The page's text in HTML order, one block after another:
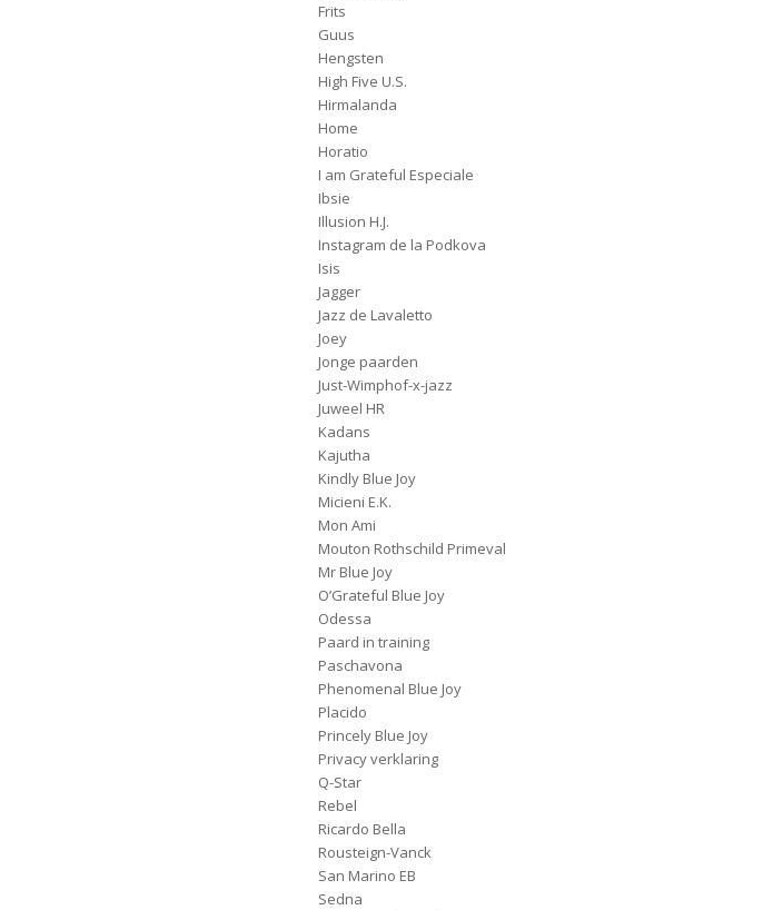
Frits
Guus
Hengsten
High Five U.S.
Hirmalanda
Home
Horatio
I am Grateful Especiale
Ibsie
Illusion H.J.
Instagram de la Podkova
Isis
Jagger
Jazz de Lavaletto
Joey
Jonge paarden
Just-Wimphof-x-jazz
Juweel HR
Kadans
Kajutha
Kindly Blue Joy
Micieni E.K.
Mon Ami
Mouton Rothschild Primeval
Mr Blue Joy
O’Grateful Blue Joy
Odessa
Paard in training
Paschavona
Phenomenal Blue Joy
Placido
Princely Blue Joy
Privacy verklaring
Q-Star
Rebel
Ricardo Bella
Rousteign-Vanck
San Marino EB
Sedna